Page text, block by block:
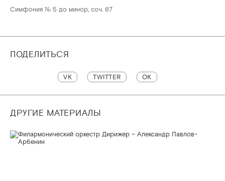
Симфония № 5 до минор, соч. 67
ПОДЕЛИТЬСЯ
VK TWITTER OK
ДРУГИЕ МАТЕРИАЛЫ